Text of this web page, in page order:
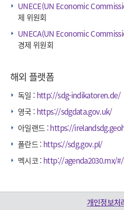
UNECE(UN Economic
제 위원회
UNECA(UN Economic
경제 위원회
해외 플랫폼
독일 : http://sdg-indikatoren.de/
영국 : https://sdgdata.gov.uk/
아일랜드 :https://
폴란드 : https://sdg.gov.pl/
멕시코 : http://agenda2030.mx/
개인정보처